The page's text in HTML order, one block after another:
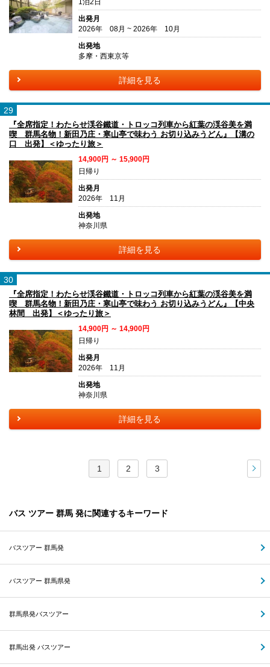
1泊2日
出発月
2026年 08月 ~ 2026年 10月
出発地
多摩・西東京等
詳細を見る
29
『全席指定！わたらせ渓谷鐵道・トロッコ列車から紅葉の渓谷美を満
喫 群馬名物！新田乃庄・寒山亭で味わう お切り込みうどん』【溝の
口 出発】＜ゆったり旅＞
14,900円 ～ 15,900円
日帰り
出発月
2026年 11月
出発地
神奈川県
詳細を見る
30
『全席指定！わたらせ渓谷鐵道・トロッコ列車から紅葉の渓谷美を満
喫 群馬名物！新田乃庄・寒山亭で味わう お切り込みうどん』【中央
林間 出発】＜ゆったり旅＞
14,900円 ～ 14,900円
日帰り
出発月
2026年 11月
出発地
神奈川県
詳細を見る
1 2 3
バス ツアー 群馬 発に関連するキーワード
バスツアー 群馬発
バスツアー 群馬県発
群馬県発バスツアー
群馬出発 バスツアー